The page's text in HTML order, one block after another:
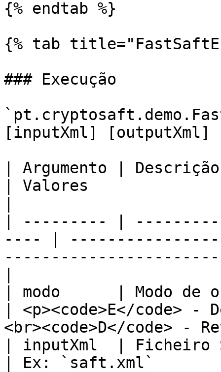
{% endtab %}
{% tab
### Execução
[inputXml]
| Argumento | Descrição
| Valores
| --------- |
---- |
| modo      | Modo de
| <p><code>E</code>
<br><code>D</code> -
| inputXml  | Ficheiro
| Ex: `saft.xml`